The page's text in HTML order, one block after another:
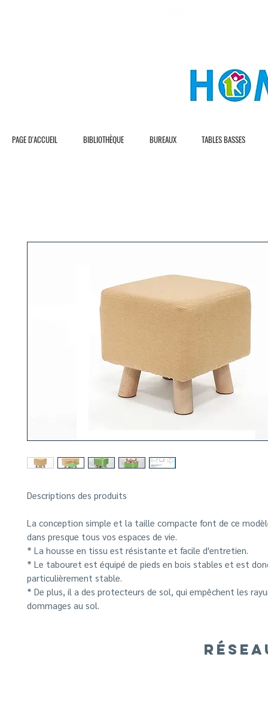
PAGE D'ACCUEIL BIBLIOTHÈQUE BUREAUX TABLES BASSES
Descriptions des produits
La conception simple et la taille compacte font de ce
dans presque tous vos espaces de vie.
* La housse en tissu est résistante et facile d'entretien.
* Le tabouret est équipé de pieds en bois stables et est
particulièrement stable.
* De plus, il a des protecteurs de sol, qui empêchent les
dommages au sol.